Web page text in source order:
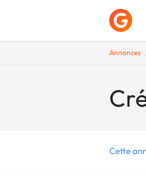
Annonces
Cette